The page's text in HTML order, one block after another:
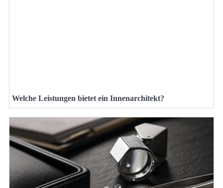
Welche Leistungen bietet ein Innenarchitekt?